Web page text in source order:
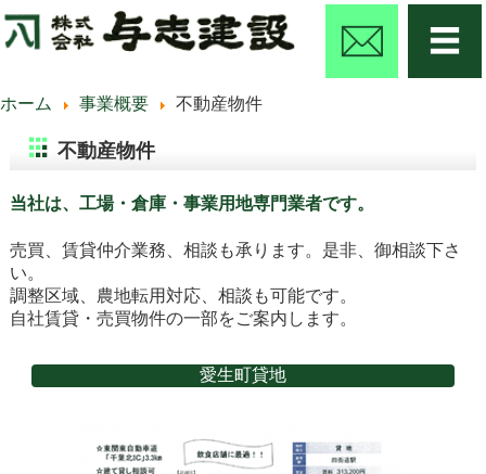
ホーム 事業概要 不動産物件
不動産物件
当社は、工場・倉庫・事業用地専門業者です。
売買、賃貸仲介業務、相談も承ります。是非、御相談下さ
い。
調整区域、農地転用対応、相談も可能です。
自社賃貸・売買物件の一部をご案内します。
愛生町貸地